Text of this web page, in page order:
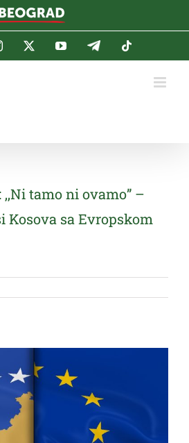
InstagramTwitterYouTubeTelegram
,,Ni tamo ni ovamo” –
Kosova sa Evropskom